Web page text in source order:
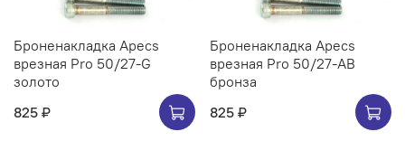
Броненакладка Apecs
врезная Pro 50/27-G
золото
825 ₽
Броненакладка Apecs
врезная Pro 50/27-AB
бронза
825 ₽